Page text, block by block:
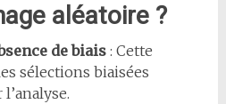
aléatoire ?
de biais: Cette
sélections biaisées